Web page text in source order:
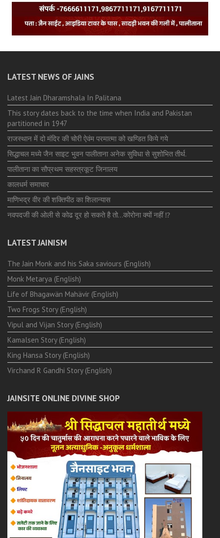
LATEST NEWS OF JAINS
Latest Jain Dharamshala In Palitana
This story dates back to the time when India and Pakistan
partitioned in 1947
राजस्थान में दो मंदिर की चोरी ऐवंम परमात्मा को खण्डित किये गये
सिद्धाचल मध्ये जैन साइट भुवन पालीताना अनेक सुविधा से सुशोभित तीर्थ.
पालीताना का सौप्रथम सहस्त्रकूट जिनालय
कालधर्म समाचार
माणिभद्र वीर की शक्तिपीठ का शिलान्यास
नवपदजी की ओली से कोढ दूर हो सकते है तो…कोरोना क्यों नहीं ⁉️
LATEST JAINISM
The Jain Monk and his Saka saviours (English)
Monk Metarya (English)
Life of Bhagawän Mahävir (English)
Two Frogs Story (English)
Vipul and Vijan Story (English)
Kamalsen Story (English)
King Hansa Story (English)
Virchand R Gandhi Story (English)
JAINSITE ONLINE DIVINE SHOP